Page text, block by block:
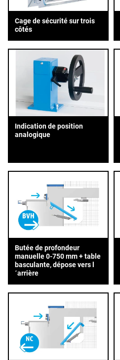
Cage de sécurité sur trois
côtés
Indication de position
analogique
Butée de profondeur
manuelle 0-750 mm + table
basculante, dépose vers l
´arrière